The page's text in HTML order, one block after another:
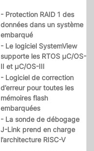
- Protection RAID 1 des
données dans un système
embarqué
- Le logiciel SystemView
supporte les RTOS µC/OS-
II et µC/OS-III
- Logiciel de correction
d’erreur pour toutes les
mémoires flash
embarquées
- La sonde de débogage
J-Link prend en charge
l’architecture RISC-V